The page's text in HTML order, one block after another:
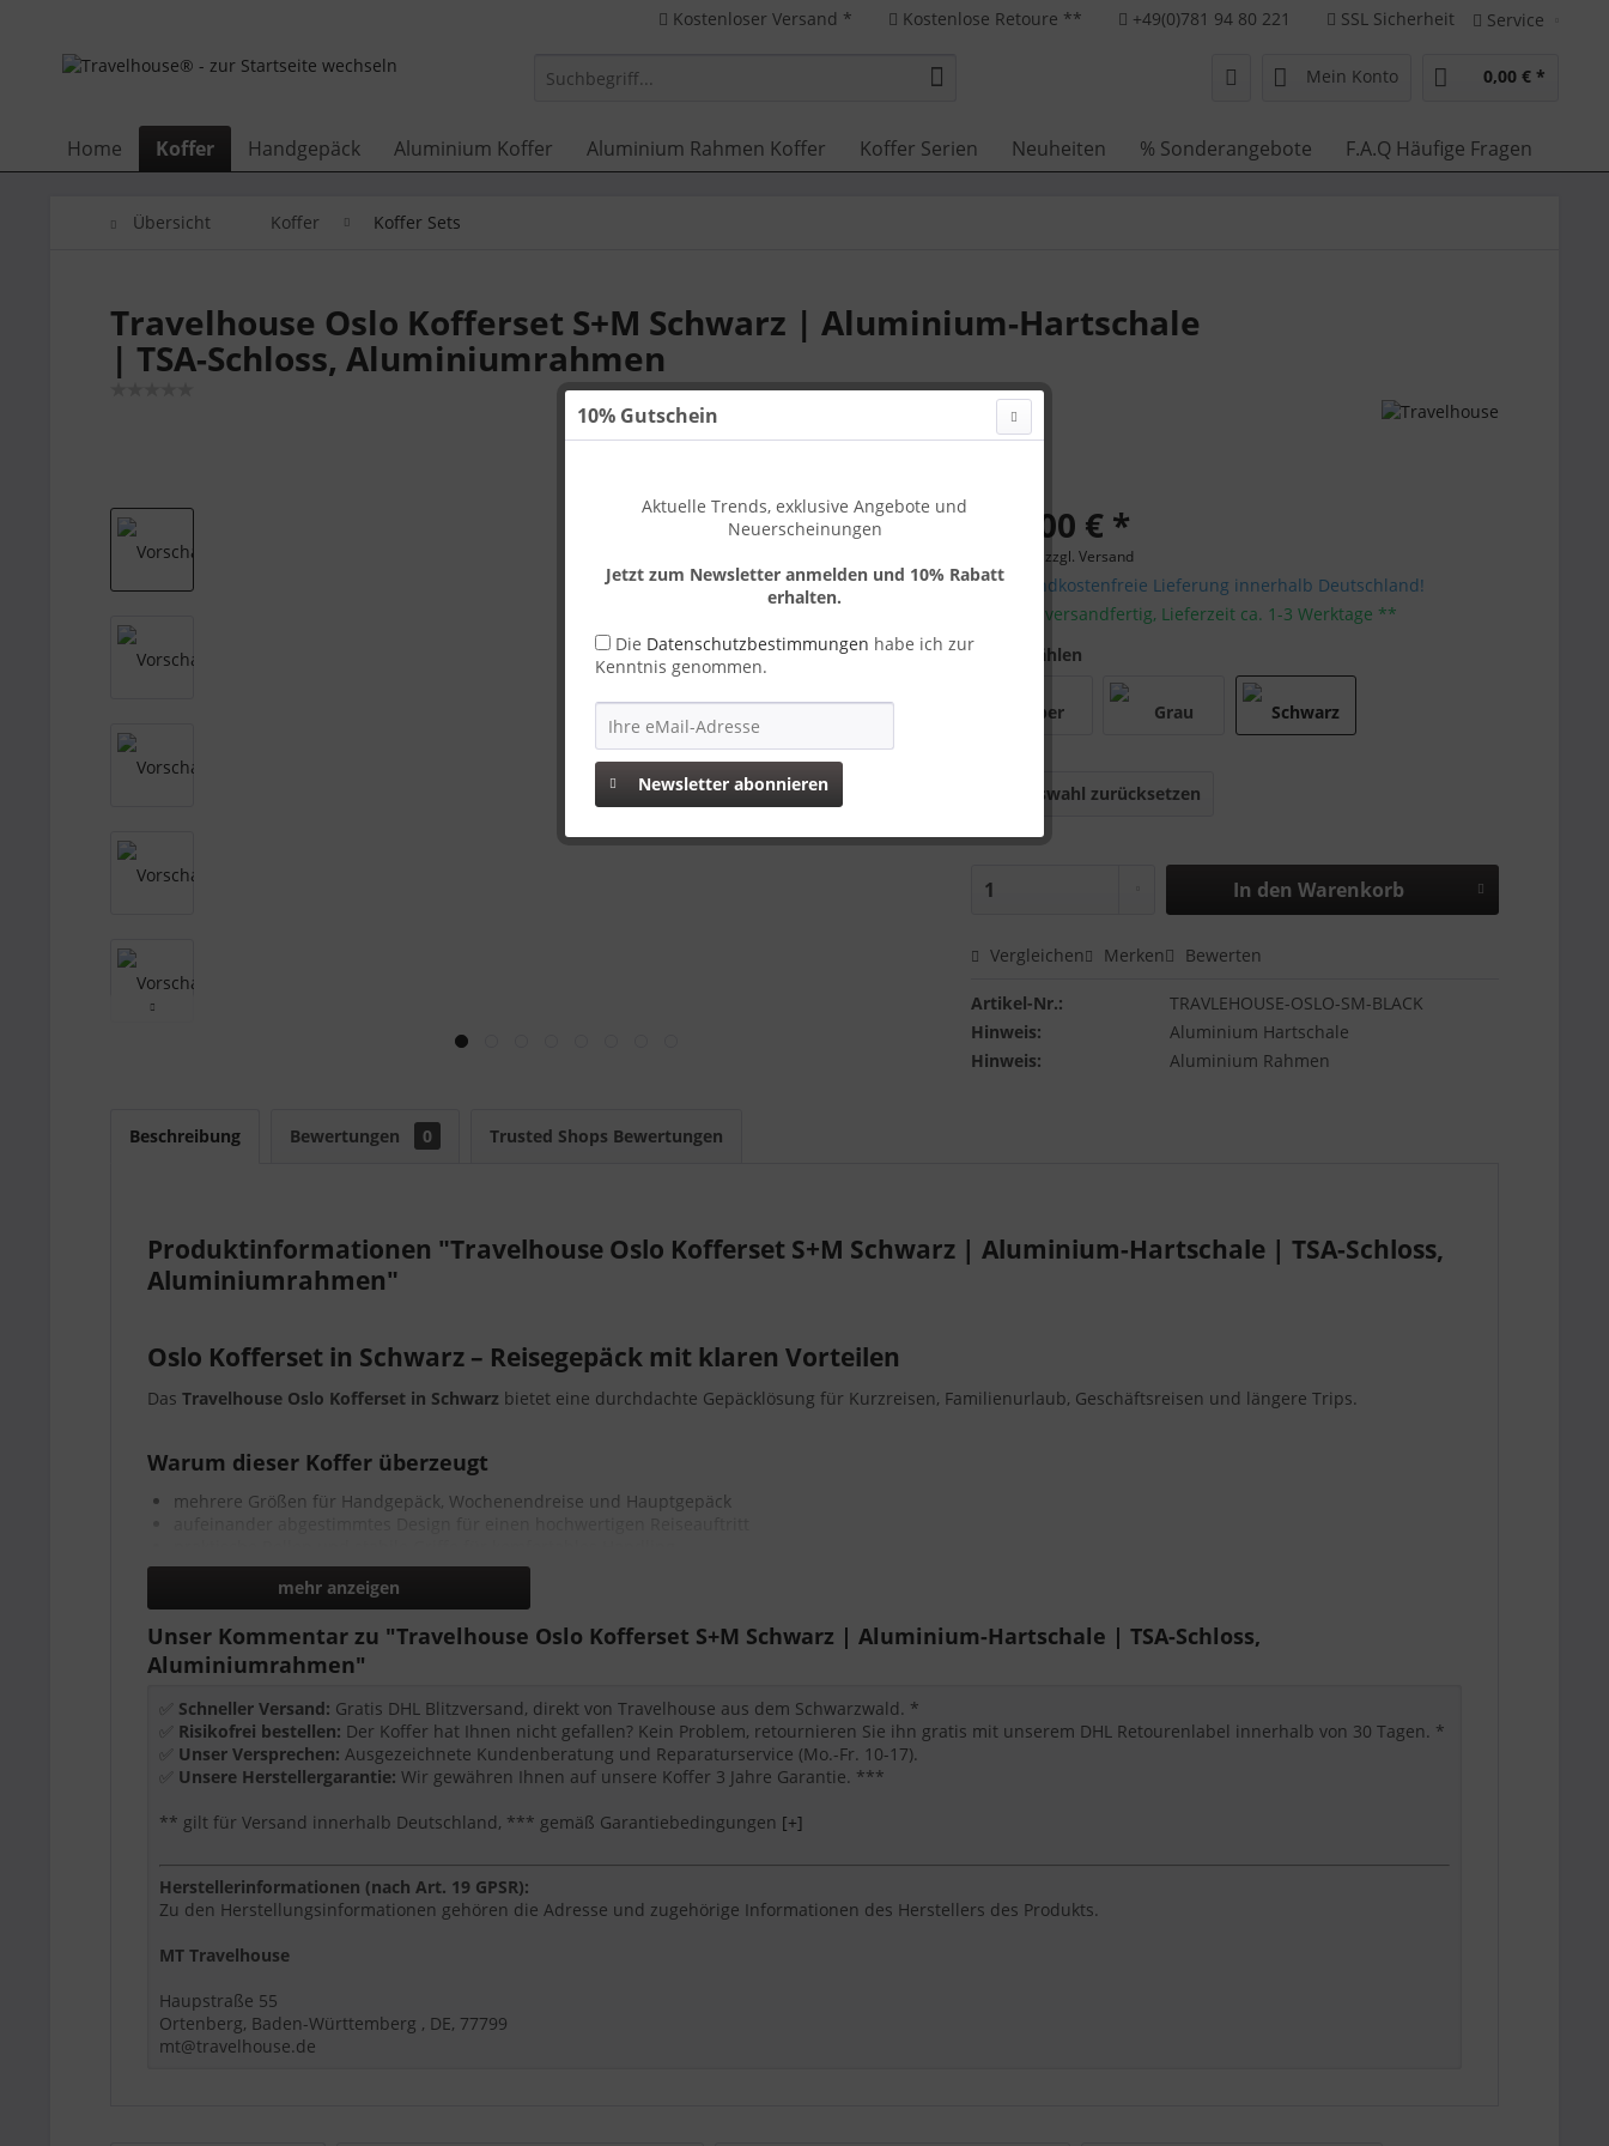
Service
Kostenloser Versand * Kostenlose Retoure ** +49(0)781 94 80 221 SSL Sicherheit
Mein Konto 0,00 € *
Home Koffer Handgepäck Aluminium Koffer Aluminium Rahmen Koffer Koffer Serien Neuheiten % Sonderangebote F.A.Q Häufige Fragen
Übersicht Koffer Koffer Sets
Travelhouse Oslo Kofferset S+M Schwarz | Aluminium-Hartschale
| TSA-Schloss, Aluminiumrahmen
499,00 € *
zzgl. Versand
Versandkostenfreie Lieferung innerhalb Deutschland!
Sofort versandfertig, Lieferzeit ca. 1-3 Werktage **
Farbe wählen
Auswahl zurücksetzen
In den Warenkorb
Vergleichen Merken Bewerten
Artikel-Nr.:
TRAVLEHOUSE-OSLO-SM-BLACK
Hinweis:
Aluminium Hartschale
Hinweis:
Aluminium Rahmen
Beschreibung Bewertungen 0 Trusted Shops Bewertungen
Produktinformationen "Travelhouse Oslo Kofferset S+M Schwarz | Aluminium-Hartschale | TSA-Schloss,
Aluminiumrahmen"
Oslo Kofferset in Schwarz – Reisegepäck mit klaren Vorteilen
Das Travelhouse Oslo Kofferset in Schwarz bietet eine durchdachte Gepäcklösung für Kurzreisen, Familienurlaub, Geschäftsreisen und längere Trips.
Warum dieser Koffer überzeugt
mehrere Größen für Handgepäck, Wochenendreise und Hauptgepäck
ideal, wenn Sie ein komplettes Kofferset kaufen möchten
Wichtige Ausstattung
TSA-Schloss
zipperless Design
4 Rollen
Größe:S
Maße:55 x 36 x 20 cm
Volumen:44 L
Gewicht:4,0 kg
Aluminium-Hartschale
Größe:M
Maße:65 x 42 x 26 cm
Volumen:70 L
Gewicht:5,2 kg
Material: Aluminium-Hartschale
mehr anzeigen
Unser Kommentar zu "Travelhouse Oslo Kofferset S+M Schwarz | Aluminium-Hartschale | TSA-Schloss,
Aluminiumrahmen"
Schneller Versand: Gratis DHL Blitzversand, direkt von Travelhouse aus dem Schwarzwald. *
Risikofrei bestellen: Der Koffer hat Ihnen nicht gefallen? Kein Problem, retournieren Sie ihn gratis mit unserem DHL Retourenlabel innerhalb von 30 Tagen. *
Unser Versprechen: Ausgezeichnete Kundenberatung und Reparaturservice (Mo.-Fr. 10-17).
Unsere Herstellergarantie: Wir gewähren Ihnen auf unsere Koffer 3 Jahre Garantie. ***
** gilt für Versand innerhalb Deutschland, *** gemäß Garantiebedingungen [+]
Herstellerinformationen (nach Art. 19 GPSR):
Zu den Herstellungsinformationen gehören die Adresse und zugehörige Informationen des Herstellers des Produkts.
MT Travelhouse
Haupstraße 55
Ortenberg, Baden-Württemberg , DE, 77799
mt@travelhouse.de
10% Gutschein
Aktuelle Trends, exklusive Angebote und
Neuerscheinungen
Jetzt zum Newsletter anmelden und 10% Rabatt
erhalten.
Die Datenschutzbestimmungen habe ich zur
Kenntnis genommen.
Newsletter abonnieren